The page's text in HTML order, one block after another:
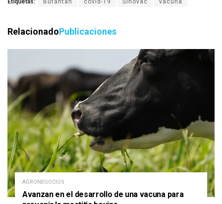
RelacionadoPublicaciones
AGRONEGOCIOS
Avanzan en el desarrollo de una vacuna para